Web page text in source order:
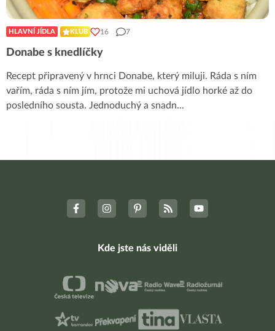
HLAVNÍ JÍDLA KLUB 16 7
Donabe s knedlíčky
Recept připravený v hrnci Donabe, který miluji. Ráda s ním
vařím, ráda s ním jím, protože mi uchová jídlo horké až do
posledního sousta. Jednoduchý a snadn...
Kde jste nás viděli